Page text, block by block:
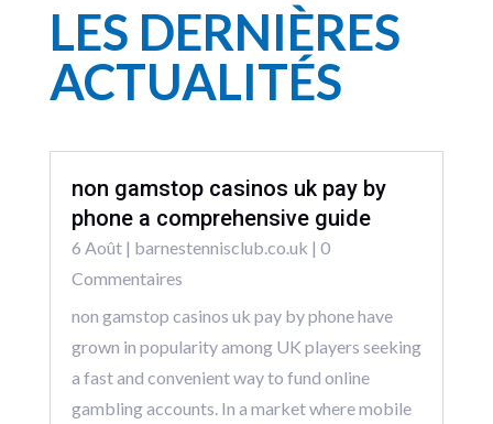
LES DERNIÈRES
ACTUALITÉS
non gamstop casinos uk pay by
phone a comprehensive guide
6 Août| barnestennisclub.co.uk | 0
Commentaires
non gamstop casinos uk pay by phone have
grown in popularity among UK players seeking
a fast and convenient way to fund online
gambling accounts. In a market where mobile